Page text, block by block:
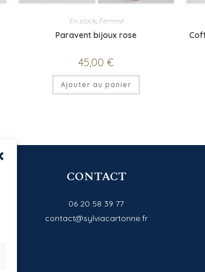
En stock, Femme
Paravent bijoux rose
45,00€
Ajouter au panier
CONTACT
06 20 58 39 77
contact@sylviacartonne.fr